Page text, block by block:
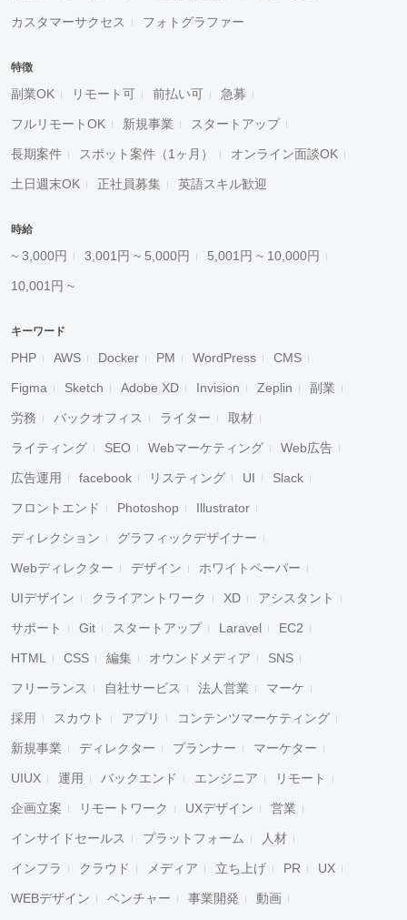
カスタマーサクセス フォトグラファー
特徴
副業OK リモート可 前払い可 急募
フルリモートOK 新規事業 スタートアップ
長期案件 スポット案件（1ヶ月） オンライン面談OK
土日週末OK 正社員募集 英語スキル歓迎
時給
~ 3,000円 3,001円 ~ 5,000円 5,001円 ~ 10,000円
10,001円 ~
キーワード
PHP AWS Docker PM WordPress CMS
Figma Sketch Adobe XD Invision Zeplin 副業
労務 バックオフィス ライター 取材
ライティング SEO Webマーケティング Web広告
広告運用 facebook リスティング UI Slack
フロントエンド Photoshop Illustrator
ディレクション グラフィックデザイナー
Webディレクター デザイン ホワイトペーパー
UIデザイン クライアントワーク XD アシスタント
サポート Git スタートアップ Laravel EC2
HTML CSS 編集 オウンドメディア SNS
フリーランス 自社サービス 法人営業 マーケ
採用 スカウト アプリ コンテンツマーケティング
新規事業 ディレクター プランナー マーケター
UIUX 運用 バックエンド エンジニア リモート
企画立案 リモートワーク UXデザイン 営業
インサイドセールス プラットフォーム 人材
インフラ クラウド メディア 立ち上げ PR UX
WEBデザイン ベンチャー 事業開発 動画